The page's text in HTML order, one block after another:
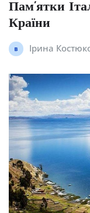
Пам’ятки
Країни
Ірина